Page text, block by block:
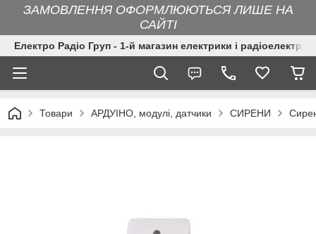
ЗАМОВЛЕННЯ ОФОРМЛЮЮТЬСЯ ЛИШЕ НА
САЙТІ
Електро Радіо Груп - 1-й магазин електрики і
Товари АРДУІНО, модулі, датчики СИРЕНИ